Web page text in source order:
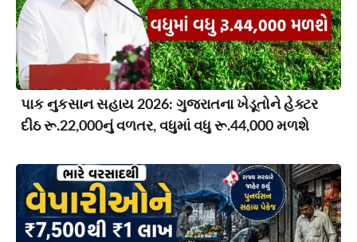
પાક નુકસાન સહાય 2026: ગુજરાતના ખેડૂતોને હેક્ટર
દીઠ રૂ.22,000નું વળતર, વધુમાં વધુ રૂ.44,000 મળશે